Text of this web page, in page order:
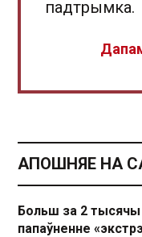
падтрымка.
АПОШНЯЕ НА
Больш за 2 тысячы
папаўненне